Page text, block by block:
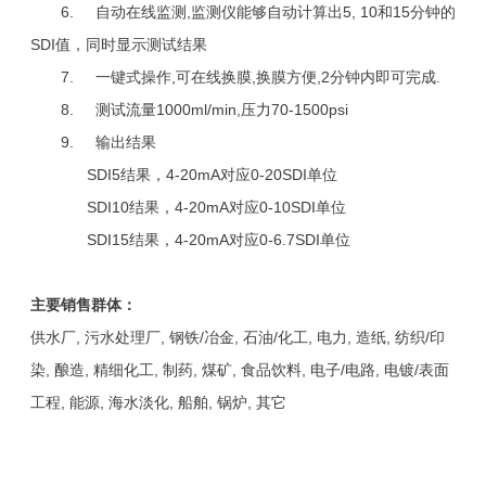
6. 自动在线监测,监测仪能够自动计算出5, 10和15分钟的
SDI值，同时显示测试结果
7. 一键式操作,可在线换膜,换膜方便,2分钟内即可完成.
8. 测试流量1000ml/min,压力70-1500psi
9. 输出结果
SDI5结果，4-20mA对应0-20SDI单位
SDI10结果，4-20mA对应0-10SDI单位
SDI15结果，4-20mA对应0-6.7SDI单位
主要销售群体：
供水厂, 污水处理厂, 钢铁/冶金, 石油/化工, 电力, 造纸, 纺织/印
染, 酿造, 精细化工, 制药, 煤矿, 食品饮料, 电子/电路, 电镀/表面
工程, 能源, 海水淡化, 船舶, 锅炉, 其它